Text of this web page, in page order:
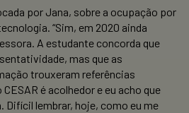
por Jana, sobre a ocupação por
“Sim, em 2020 ainda
A estudante concorda que
mas que as
trouxeram referências
é acolhedor e eu acho que
Difícil lembrar, hoje, como eu me